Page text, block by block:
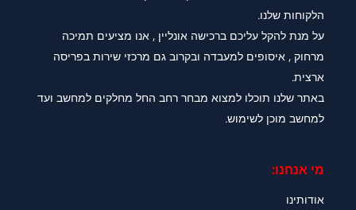
הלקוחות שלנו.
על מנת להקל עליכם ברכישה אונליין , אנו מציעים תמיכה
מרחוק , איסופים למעבדה ובקרוב גם מרכזי שירות בפריסה
ארצית.
באתר שלנו תוכלו למצוא מבחר רחב החל מחלקים למחשב ועד
למחשב מוכן לשימוש.
מי אנחנו:
אודותינו